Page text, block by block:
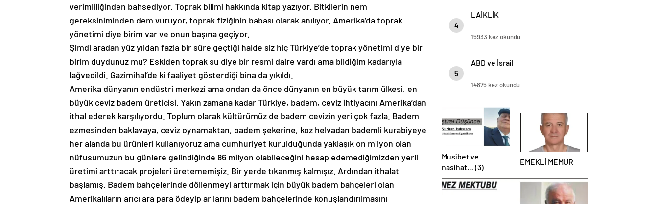
verimliliğinden bahsediyor. Toprak bilimi hakkında kitap yazıyor. Bitkilerin nem
gereksiniminden dem vuruyor, toprak fiziğinin babası olarak anılıyor. Amerika’da toprak
yönetimi diye birim var ve onun başına geçiyor.
Şimdi aradan yüz yıldan fazla bir süre geçtiği halde siz hiç Türkiye’de toprak yönetimi diye bir
birim duydunuz mu? Eskiden toprak su diye bir resmi daire vardı ama bildiğim kadarıyla
lağvedildi. Gazimihal’de ki faaliyet gösterdiği bina da yıkıldı.
Amerika dünyanın endüstri merkezi ama ondan da önce dünyanın en büyük tarım ülkesi, en
büyük ceviz badem üreticisi. Yakın zamana kadar Türkiye, badem, ceviz ihtiyacını Amerika’dan
ithal ederek karşılıyordu. Toplum olarak kültürümüz de badem cevizin yeri çok fazla. Badem
ezmesinden baklavaya, ceviz oynamaktan, badem şekerine, koz helvadan bademli kurabiyeye
her alanda bu ürünleri kullanıyoruz ama cumhuriyet kurulduğunda yaklaşık on milyon olan
nüfusumuzun bu günlere gelindiğinde 86 milyon olabileceğini hesap edemediğimizden yerli
üretimi arttıracak projeleri üretememişiz. Bir yerde tıkanmış kalmışız. Ardından ithalat
başlamış. Badem bahçelerinde döllenmeyi arttırmak için büyük badem bahçeleri olan
Amerikalıların arıcılara para ödeyip arılarını badem bahçelerinde konuşlandırılmasını
4
LAİKLİK
15933 kez okundu
5
ABD ve İsrail
14875 kez okundu
Musibet ve
nasihat… (3)
EMEKLİ MEMUR